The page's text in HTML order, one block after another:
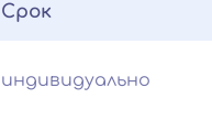
Срок
индивидуально